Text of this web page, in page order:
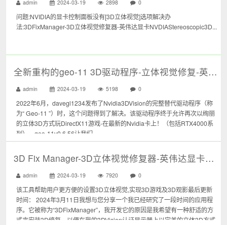
admin 2024-03-19 2898 0
问题:NVIDIA的显卡控制面板没有[3D立体视觉]选项解决办
法:3DFixManager-3D立体视觉修复器-英伟达显卡NVDIAStereoscopic3D...
全新重构的geo-11 3D驱动程序-立体视觉修复-英伟达显卡NVDIA Stereoscopic 3D
admin 2024-03-19 5198 0
2022年6月，davegl1234发布了Nvidia3DVision的完整替代驱动程序（称
为“ Geo-11 ”）时，这个问题得到了解决。该驱动程序终于允许再次以绚丽
的立体3D方式玩DirectX11游戏-在最新的Nvidia卡上！（包括RTX4000系
列）。geo-11v0.6.56让我们...
3D Fix Manager-3D立体视觉修复器-英伟达显卡NVDIA Stereoscopic 3D
admin 2024-03-19 7920 0
该工具帮助用户更方便的设置3D立体视觉,实现3D游戏及3D观影最后更新
时间： 2024年3月11日我想与您分享一个我已经研究了一段时间的应用程
序。它被称为“3DFixManager”，我开发它的原因是我希望有一种舒适的方
式来安装3D修复，以便在我的3DVision认证显示器上以完美的立体3D方式